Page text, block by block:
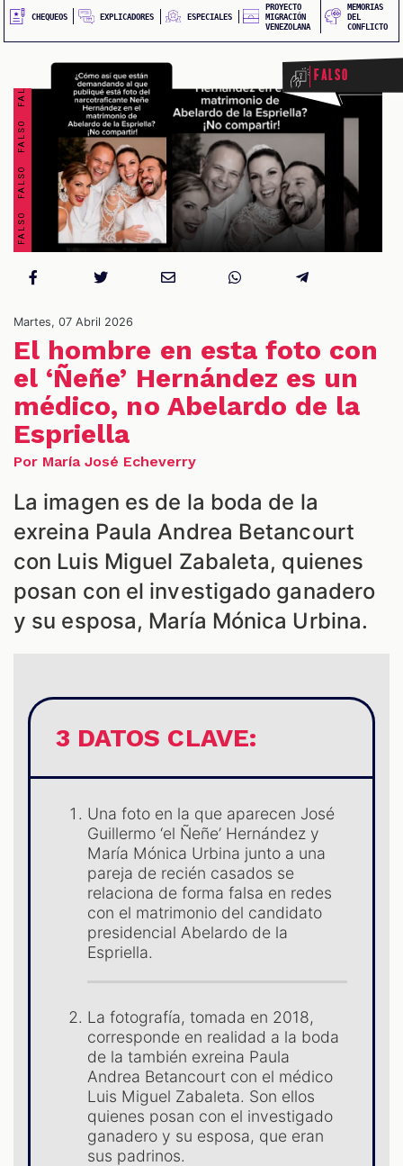
CHEQUEOS EXPLICADORES ESPECIALES
PROYECTO
MIGRACIÓN
VENEZOLANA
MEMORIAS
DEL
CONFLICTO
Falso
Martes, 07 Abril 2026
El hombre en esta foto con
el ‘Ñeñe’ Hernández es un
médico, no Abelardo de la
Espriella
Por María José Echeverry
La imagen es de la boda de la
exreina Paula Andrea Betancourt
con Luis Miguel Zabaleta, quienes
posan con el investigado ganadero
y su esposa, María Mónica Urbina.
3 DATOS CLAVE:
Una foto en la que aparecen José
Guillermo ‘el Ñeñe’ Hernández y
María Mónica Urbina junto a una
pareja de recién casados se
relaciona de forma falsa en redes
con el matrimonio del candidato
presidencial Abelardo de la
Espriella.
La fotografía, tomada en 2018,
corresponde en realidad a la boda
de la también exreina Paula
Andrea Betancourt con el médico
Luis Miguel Zabaleta. Son ellos
quienes posan con el investigado
ganadero y su esposa, que eran
sus padrinos.